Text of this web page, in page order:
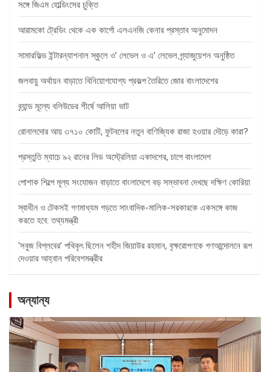
সঙ্গে জিএম হোল্ডিংসের চুক্তি
আরামকো ট্রেডিং থেকে এক কার্গো এলএনজি কেনার প্রস্তাব অনুমোদন
সামারফিল্ড ইন্টারন্যাশনাল স্কুলে ও’ লেভেল ও এ’ লেভেল গ্র্যাজুয়েশন অনুষ্ঠিত
জলবায়ু অর্থায়ন বাড়াতে বিনিয়োগযোগ্য প্রকল্প তৈরিতে জোর বাংলাদেশের
ব্র্যান্ড মূল্যে বলিউডের শীর্ষে আলিয়া ভাট
রোনালদোর আয় ৩৭১০ কোটি, ফুটবলের নতুন বাণিজ্যিক রাজা হওয়ার দৌড়ে কারা?
প্রস্তুতি ম্যাচে ৯২ রানের লিড অস্ট্রেলিয়া একাদশের, চাপে বাংলাদেশ
পোশাক শিল্পে মূল্য সংযোজন বাড়াতে বাংলাদেশে বড় সম্ভাবনা দেখছে দক্ষিণ কোরিয়া
স্বাধীন ও টেকসই গণমাধ্যম গড়তে সাংবাদিক-মালিক-সরকারকে একসঙ্গে কাজ
করতে হবে: তথ্যমন্ত্রী
‘সবুজ বিপ্লবের’ পথিকৃৎ ছিলেন শহীদ জিয়াউর রহমান, বৃক্ষরোপণকে গণআন্দোলনে রূপ
দেওয়ার আহ্বান পরিবেশমন্ত্রীর
অন্যান্য